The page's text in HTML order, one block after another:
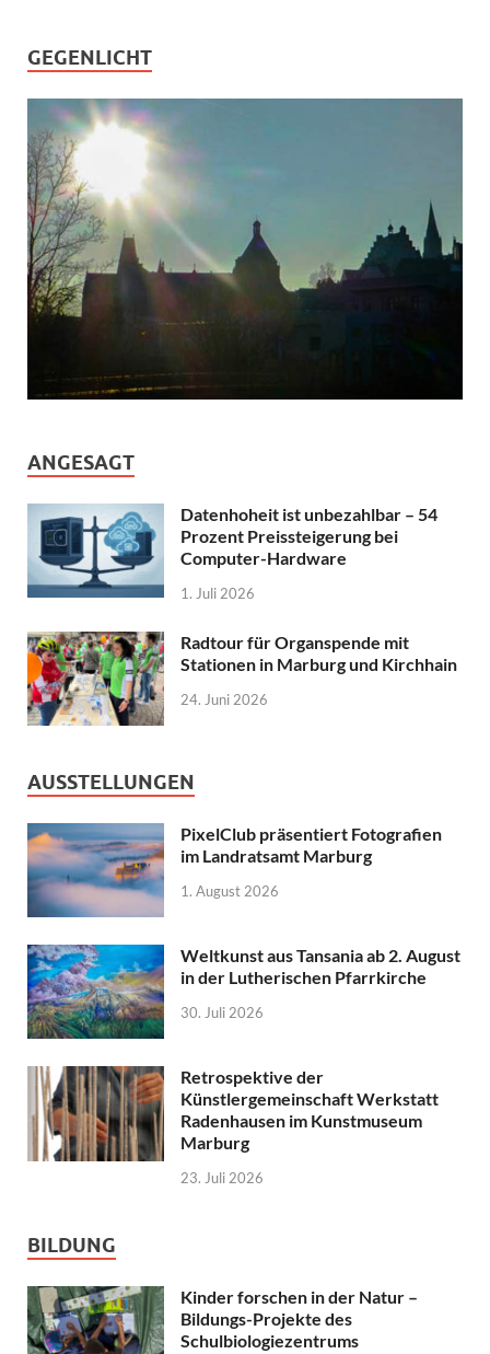
GEGENLICHT
ANGESAGT
Datenhoheit ist unbezahlbar – 54
Prozent Preissteigerung bei
Computer-Hardware
1. Juli 2026
Radtour für Organspende mit
Stationen in Marburg und Kirchhain
24. Juni 2026
AUSSTELLUNGEN
PixelClub präsentiert Fotografien
im Landratsamt Marburg
1. August 2026
Weltkunst aus Tansania ab 2. August
in der Lutherischen Pfarrkirche
30. Juli 2026
Retrospektive der
Künstlergemeinschaft Werkstatt
Radenhausen im Kunstmuseum
Marburg
23. Juli 2026
BILDUNG
Kinder forschen in der Natur –
Bildungs-Projekte des
Schulbiologiezentrums